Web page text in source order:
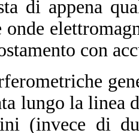
di appena
onde
con
lungo la linea
(invece di